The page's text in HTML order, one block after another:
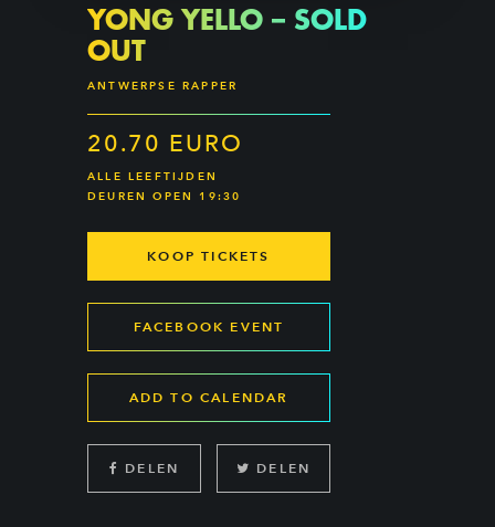
YONG YELLO – SOLD
OUT
ANTWERPSE RAPPER
20.70 EURO
ALLE LEEFTIJDEN
DEUREN OPEN 19:30
KOOP TICKETS
FACEBOOK EVENT
ADD TO CALENDAR
DELEN DELEN